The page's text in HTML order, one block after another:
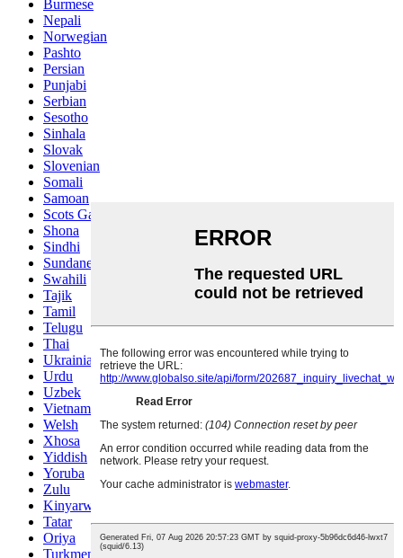
Burmese
Nepali
Norwegian
Pashto
Persian
Punjabi
Serbian
Sesotho
Sinhala
Slovak
Slovenian
Somali
Samoan
Scots Gaelic
Shona
Sindhi
Sundanese
Swahili
Tajik
Tamil
Telugu
Thai
Ukrainian
Urdu
Uzbek
Vietnamese
Welsh
Xhosa
Yiddish
Yoruba
Zulu
Kinyarwanda
Tatar
Oriya
Turkmen